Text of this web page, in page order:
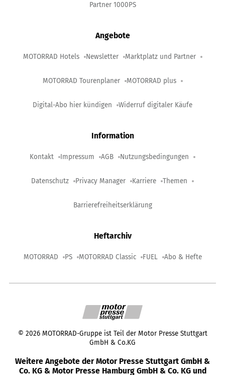
Partner 1000PS
Angebote
MOTORRAD Hotels Newsletter Marktplatz und Partner
MOTORRAD Tourenplaner MOTORRAD plus
Digital-Abo hier kündigen Widerruf digitaler Käufe
Information
Kontakt Impressum AGB Nutzungsbedingungen
Datenschutz Privacy Manager Karriere Themen
Barrierefreiheitserklärung
Heftarchiv
MOTORRAD PS MOTORRAD Classic FUEL Abo & Hefte
© 2026 MOTORRAD-Gruppe ist Teil der Motor Presse Stuttgart
GmbH & Co.KG
Weitere Angebote der Motor Presse Stuttgart GmbH &
Co. KG & Motor Presse Hamburg GmbH & Co. KG und